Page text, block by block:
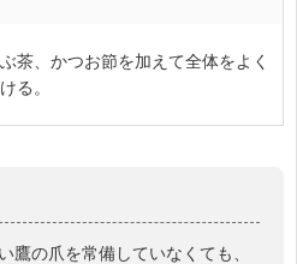
茶、かつお節を加えて全体をよく
る。
鷹の爪を常備していなくても、